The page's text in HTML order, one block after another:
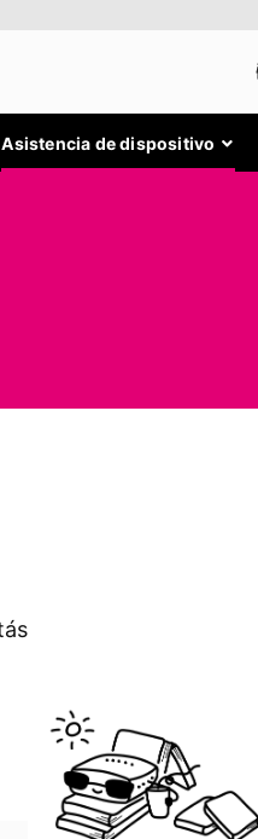
Asistencia de dispositivo